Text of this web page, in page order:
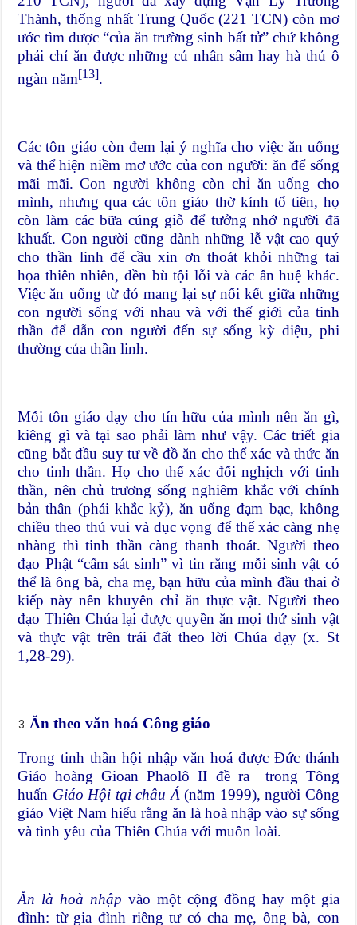
Thành, thống nhất Trung Quốc (221 TCN) còn mơ
ước tìm được “của ăn trường sinh bất tử” chứ không
phải chỉ ăn được những củ nhân sâm hay hà thủ ô
ngàn năm[13].
Các tôn giáo còn đem lại ý nghĩa cho việc ăn uống
và thể hiện niềm mơ ước của con người: ăn để sống
mãi mãi. Con người không còn chỉ ăn uống cho
mình, nhưng qua các tôn giáo thờ kính tổ tiên, họ
còn làm các bữa cúng giỗ để tưởng nhớ người đã
khuất. Con người cũng dành những lễ vật cao quý
cho thần linh để cầu xin ơn thoát khỏi những tai
họa thiên nhiên, đền bù tội lỗi và các ân huệ khác.
Việc ăn uống từ đó mang lại sự nối kết giữa những
con người sống với nhau và với thế giới của tinh
thần để dẫn con người đến sự sống kỳ diệu, phi
thường của thần linh.
Mỗi tôn giáo dạy cho tín hữu của mình nên ăn gì,
kiêng gì và tại sao phải làm như vậy. Các triết gia
cũng bắt đầu suy tư về đồ ăn cho thể xác và thức ăn
cho tinh thần. Họ cho thể xác đối nghịch với tinh
thần, nên chủ trương sống nghiêm khắc với chính
bản thân (phái khắc kỷ), ăn uống đạm bạc, không
chiều theo thú vui và dục vọng để thể xác càng nhẹ
nhàng thì tinh thần càng thanh thoát. Người theo
đạo Phật “cấm sát sinh” vì tin rằng mỗi sinh vật có
thể là ông bà, cha mẹ, bạn hữu của mình đầu thai ở
kiếp này nên khuyên chỉ ăn thực vật. Người theo
đạo Thiên Chúa lại được quyền ăn mọi thứ sinh vật
và thực vật trên trái đất theo lời Chúa dạy (x. St
1,28-29).
Ăn theo văn hoá Công giáo
Trong tinh thần hội nhập văn hoá được Đức thánh
Giáo hoàng Gioan Phaolô II đề ra trong Tông
huấn Giáo Hội tại châu Á(năm 1999), người Công
giáo Việt Nam hiểu rằng ăn là hoà nhập vào sự sống
và tình yêu của Thiên Chúa với muôn loài.
Ăn là hoà nhập vào một cộng đồng hay một gia
đình: từ gia đình riêng tư có cha mẹ, ông bà, con